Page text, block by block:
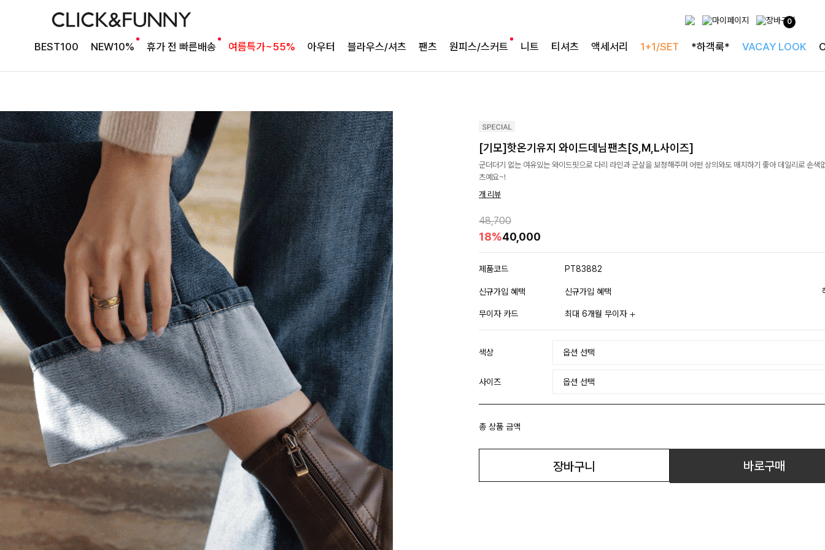
0
BEST100 NEW10% 휴가 전 빠른배송 여름특가~55% 아우터 블라우스/셔츠 팬츠 원피스/스커트 니트 티셔츠 액세서리 1+1/SET *하객룩* VACAY LOOK
[기모]핫온기유지 와이드데님팬츠[S,M,L사이즈]
군더더기 없는 여유있는 와이드핏으로 다리 라인과 군살을 보정해주며 어떤 상의와도 매치하기 좋아 데일리로 손색
츠예요~!
개 리뷰
48,700
18%40,000
제품코드 PT83882
신규가입 혜택 신규가입 혜택
무이자 카드 최대 6개월 무이자
색상
사이즈
총 상품 금액
장바구니 바로구매